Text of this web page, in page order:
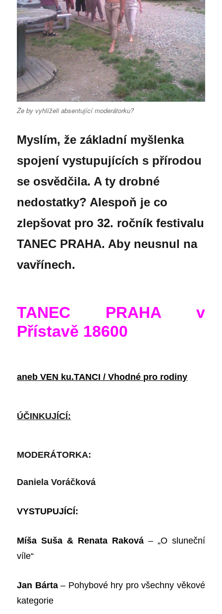
Že by vyhlíželi absentující moderátorku?
Myslím, že základní myšlenka
spojení vystupujících s přírodou
se osvědčila. A ty drobné
nedostatky? Alespoň je co
zlepšovat pro 32. ročník festivalu
TANEC PRAHA. Aby neusnul na
vavřínech.
TANEC PRAHA v
Přístavě 18600
aneb VEN ku.TANCI / Vhodné pro rodiny
ÚČINKUJÍCÍ:
MODERÁTORKA:
Daniela Voráčková
VYSTUPUJÍCÍ:
Míša Suša & Renata Raková – „O sluneční
víle“
Jan Bárta– Pohybové hry pro všechny věkové
kategorie